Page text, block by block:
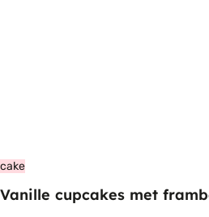
cake
Vanille cupcakes met